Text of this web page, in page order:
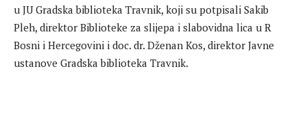
u JU Gradska biblioteka Travnik, koji su potpisali Sakib
Pleh, direktor Biblioteke za slijepa i slabovidna lica u R
Bosni i Hercegovini i doc. dr. Dženan Kos, direktor Javne
ustanove Gradska biblioteka Travnik.